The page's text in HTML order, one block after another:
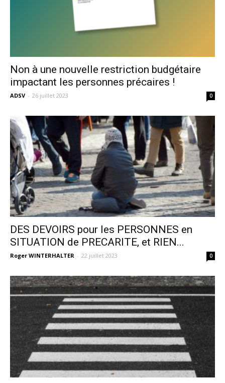
Non à une nouvelle restriction budgétaire
impactant les personnes précaires !
ADSV - 26 juillet 2023 0
DES DEVOIRS pour les PERSONNES en
SITUATION de PRECARITE, et RIEN...
Roger WINTERHALTER - 22 juillet 2023 0